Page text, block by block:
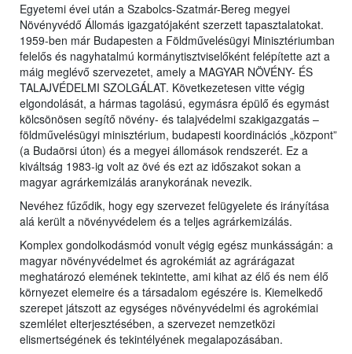
Egyetemi évei után a Szabolcs-Szatmár-Bereg megyei
Növényvédő Állomás igazgatójaként szerzett tapasztalatokat.
1959-ben már Budapesten a Földművelésügyi Minisztériumban
felelős és nagyhatalmú kormánytisztviselőként felépítette azt a
máig meglévő szervezetet, amely a MAGYAR NÖVÉNY- ÉS
TALAJVÉDELMI SZOLGÁLAT. Következetesen vitte végig
elgondolását, a hármas tagolású, egymásra épülő és egymást
kölcsönösen segítő növény- és talajvédelmi szakigazgatás –
földművelésügyi minisztérium, budapesti koordinációs „központ”
(a Budaörsi úton) és a megyei állomások rendszerét. Ez a
kiváltság 1983-ig volt az övé és ezt az időszakot sokan a
magyar agrárkemizálás aranykorának nevezik.
Nevéhez fűződik, hogy egy szervezet felügyelete és irányítása
alá került a növényvédelem és a teljes agrárkemizálás.
Komplex gondolkodásmód vonult végig egész munkásságán: a
magyar növényvédelmet és agrokémiát az agrárágazat
meghatározó elemének tekintette, ami kihat az élő és nem élő
környezet elemeire és a társadalom egészére is. Kiemelkedő
szerepet játszott az egységes növényvédelmi és agrokémiai
szemlélet elterjesztésében, a szervezet nemzetközi
elismertségének és tekintélyének megalapozásában.